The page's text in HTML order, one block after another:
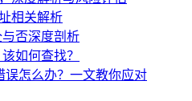
相关解析
否深度剖析
如何查找？
误怎么办？一文教你应对